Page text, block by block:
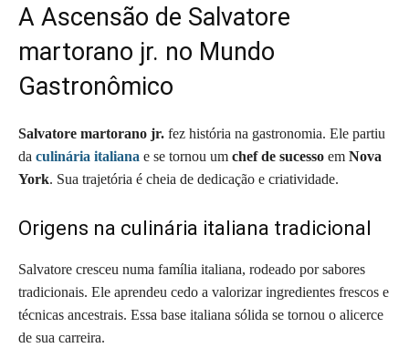
A Ascensão de Salvatore
martorano jr. no Mundo
Gastronômico
Salvatore martorano jr. fez história na gastronomia. Ele partiu
da culinária italiana e se tornou um chef de sucesso em Nova
York. Sua trajetória é cheia de dedicação e criatividade.
Origens na culinária italiana tradicional
Salvatore cresceu numa família italiana, rodeado por sabores
tradicionais. Ele aprendeu cedo a valorizar ingredientes frescos e
técnicas ancestrais. Essa base italiana sólida se tornou o alicerce
de sua carreira.